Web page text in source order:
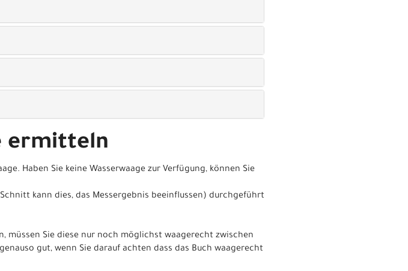
ermitteln
Haben Sie keine Wasserwaage zur Verfügung, können Sie
kann dies, das Messergebnis beeinflussen) durchgeführt
müssen Sie diese nur noch möglichst waagerecht zwischen
gut, wenn Sie darauf achten dass das Buch waagerecht